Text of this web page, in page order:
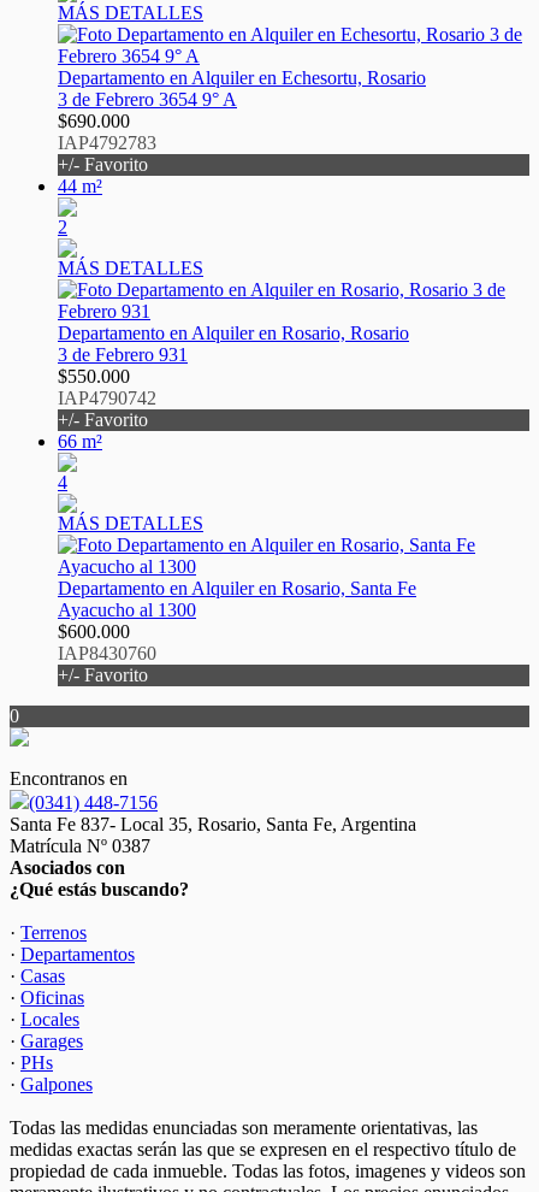
MÁS DETALLES
Departamento en Alquiler en Echesortu, Rosario
3 de Febrero 3654 9° A
$690.000
IAP4792783
+/- Favorito
44 m²
2
MÁS DETALLES
Departamento en Alquiler en Rosario, Rosario
3 de Febrero 931
$550.000
IAP4790742
+/- Favorito
66 m²
4
MÁS DETALLES
Departamento en Alquiler en Rosario, Santa Fe
Ayacucho al 1300
$600.000
IAP8430760
+/- Favorito
0
Encontranos en
(0341) 448-7156
Santa Fe 837- Local 35, Rosario, Santa Fe, Argentina
Matrícula Nº 0387
Asociados con
¿Qué estás buscando?
· Terrenos
· Departamentos
· Casas
· Oficinas
· Locales
· Garages
· PHs
· Galpones
Todas las medidas enunciadas son meramente orientativas, las
medidas exactas serán las que se expresen en el respectivo título de
propiedad de cada inmueble. Todas las fotos, imagenes y videos son